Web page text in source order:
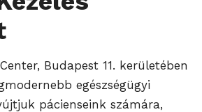
Budapest 11. kerületében
egészségügyi
pácienseink számára,